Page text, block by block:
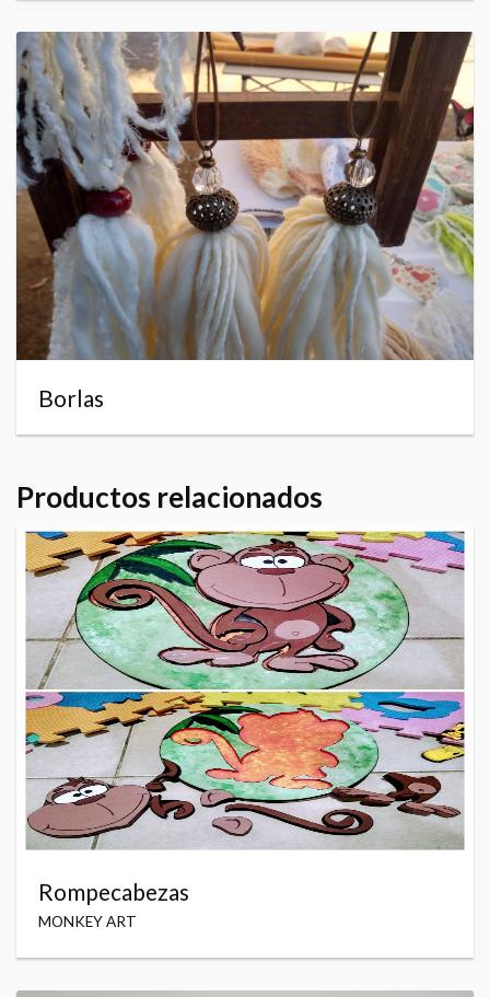
Borlas
Productos relacionados
Rompecabezas
MONKEY ART